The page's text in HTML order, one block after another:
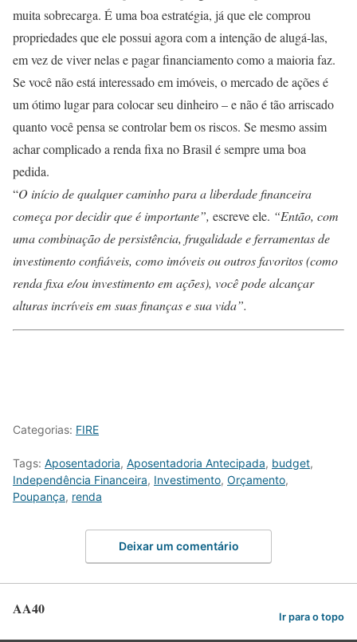
muita sobrecarga. É uma boa estratégia, já que ele comprou
propriedades que ele possui agora com a intenção de alugá-las,
em vez de viver nelas e pagar financiamento como a maioria faz.
Se você não está interessado em imóveis, o mercado de ações é
um ótimo lugar para colocar seu dinheiro – e não é tão arriscado
quanto você pensa se controlar bem os riscos. Se mesmo assim
achar complicado a renda fixa no Brasil é sempre uma boa
pedida.
“O início de qualquer caminho para a liberdade financeira
começa por decidir que é importante”, escreve ele. “Então, com
uma combinação de persistência, frugalidade e ferramentas de
investimento confiáveis, como imóveis ou outros favoritos (como
renda fixa e/ou investimento em ações), você pode alcançar
alturas incríveis em suas finanças e sua vida”.
Categorias: FIRE
Tags: Aposentadoria, Aposentadoria Antecipada, budget,
Independência Financeira, Investimento, Orçamento,
Poupança, renda
Deixar um comentário
AA40 Ir para o topo